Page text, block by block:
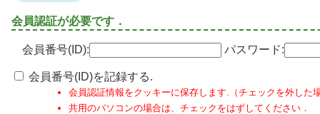
会員認証が必要です．
会員番号(ID): パスワード:
会員番号(ID)を記録する.
会員認証情報をクッキーに保存します.（チェックを外した
共用のパソコンの場合は、チェックをはずしてください．